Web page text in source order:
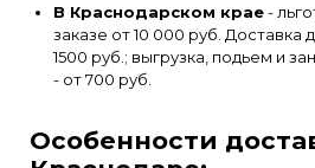
В Краснодарском крае-
заказе от 10 000 руб. Доставка
1500 руб.; выгрузка, подьем и
- от 700 руб.
Особенности